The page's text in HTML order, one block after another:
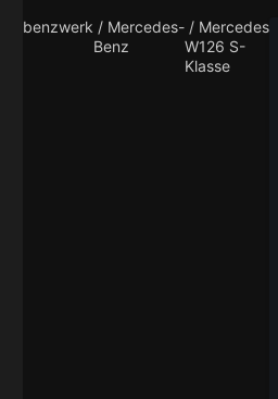
benzwerk / Mercedes-
Benz
/ Mercedes
W126 S-
Klasse